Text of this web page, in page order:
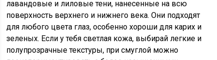
лавандовые и лиловые тени, нанесенные на всю
поверхность верхнего и нижнего века. Они подходят
для любого цвета глаз, особенно хороши для карих и
зеленых. Если у тебя светлая кожа, выбирай легкие и
полупрозрачные текстуры, при смуглой можно